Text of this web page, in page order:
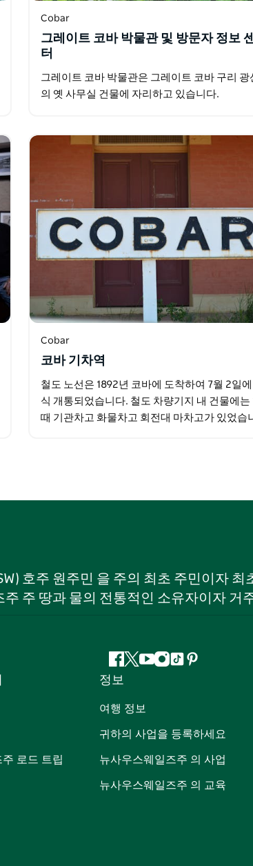
Cobar
그레이트 코바 박물관 및 방문자 정보
터
그레이트 코바 박물관은 그레이트 코바 구리 광
의 옛 사무실 건물에 자리하고 있습니다.
Cobar
코바 기차역
철도 노선은 1892년 코바에 도착하여 7월 2일에
식 개통되었습니다. 철도 차량기지 내 건물에는
때 기관차고 화물차고 회전대 마차고가 있었습
호주 원주민 을 주의 최초 주민이자 최
주 주 땅과 물의 전통적인 소유자이자 거
페
이
북
지
다
유 인
램
틱
핀
트
로드 트립
정보
여행 정보
귀하의 사업을 등록하세요
뉴사우스웨일즈주 의 사업
뉴사우스웨일즈주 의 교육